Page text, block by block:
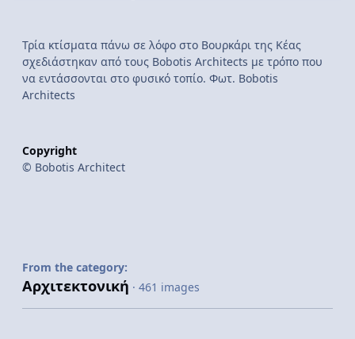
Τρία κτίσματα πάνω σε λόφο στο Βουρκάρι της Κέας
σχεδιάστηκαν από τους Bobotis Architects με τρόπο που
να εντάσσονται στο φυσικό τοπίο. Φωτ. Bobotis
Architects
Copyright
© Bobotis Architect
From the category:
Αρχιτεκτονική · 461 images